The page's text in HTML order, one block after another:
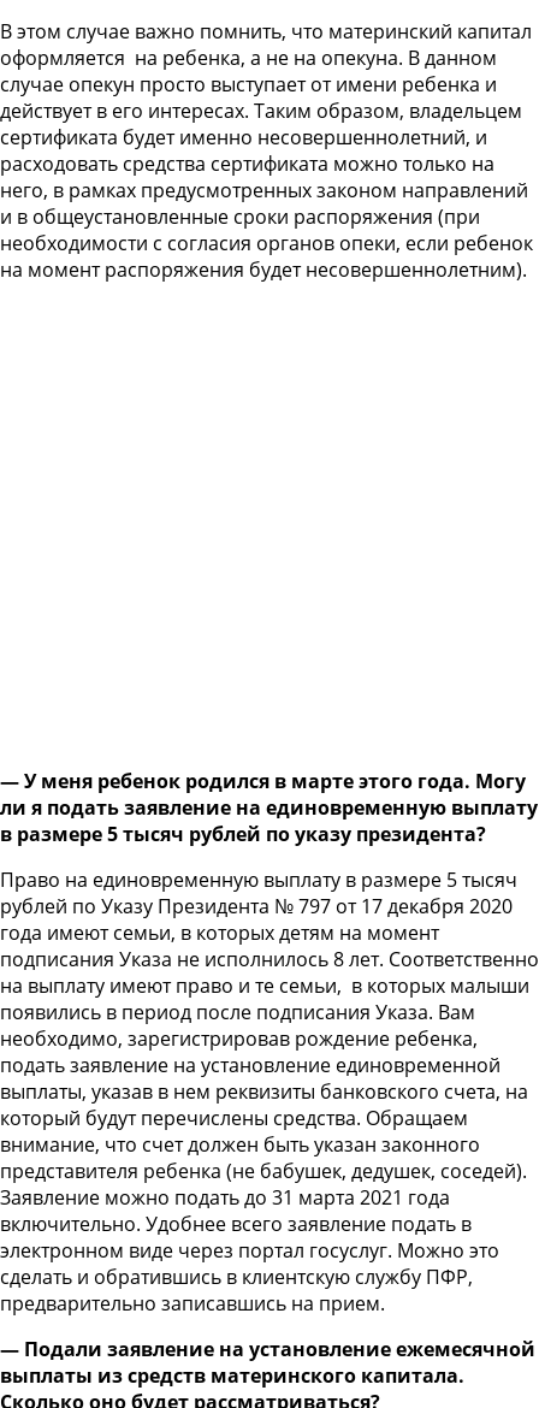
В этом случае важно помнить, что материнский капитал
оформляется на ребенка, а не на опекуна. В данном
случае опекун просто выступает от имени ребенка и
действует в его интересах. Таким образом, владельцем
сертификата будет именно несовершеннолетний, и
расходовать средства сертификата можно только на
него, в рамках предусмотренных законом направлений
и в общеустановленные сроки распоряжения (при
необходимости с согласия органов опеки, если ребенок
на момент распоряжения будет несовершеннолетним).
— У меня ребенок родился в марте этого года. Могу
ли я подать заявление на единовременную выплату
в размере 5 тысяч рублей по указу президента?
Право на единовременную выплату в размере 5 тысяч
рублей по Указу Президента № 797 от 17 декабря 2020
года имеют семьи, в которых детям на момент
подписания Указа не исполнилось 8 лет. Соответственно
на выплату имеют право и те семьи, в которых малыши
появились в период после подписания Указа. Вам
необходимо, зарегистрировав рождение ребенка,
подать заявление на установление единовременной
выплаты, указав в нем реквизиты банковского счета, на
который будут перечислены средства. Обращаем
внимание, что счет должен быть указан законного
представителя ребенка (не бабушек, дедушек, соседей).
Заявление можно подать до 31 марта 2021 года
включительно. Удобнее всего заявление подать в
электронном виде через портал госуслуг. Можно это
сделать и обратившись в клиентскую службу ПФР,
предварительно записавшись на прием.
— Подали заявление на установление ежемесячной
выплаты из средств материнского капитала.
Сколько оно будет рассматриваться?